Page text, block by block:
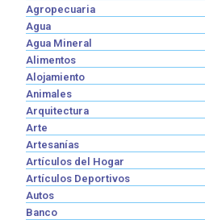
Agropecuaria
Agua
Agua Mineral
Alimentos
Alojamiento
Animales
Arquitectura
Arte
Artesanías
Artículos del Hogar
Artículos Deportivos
Autos
Banco